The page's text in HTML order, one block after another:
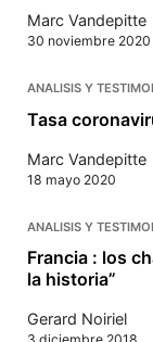
Marc Vandepitte
30 noviembre 2020
ANALISIS Y
Tasa
Marc Vandepitte
18 mayo 2020
ANALISIS Y
Francia : los
la historia”
Gerard Noiriel